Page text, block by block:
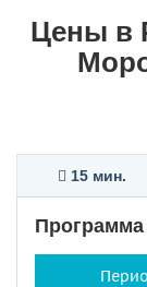
Цены в
15 мин.
Программа